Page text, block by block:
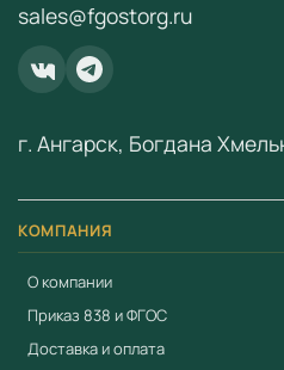
fgostorg.ru@yandex.ru
ООО «Учебный Стандарт» —
образовательного
ИНН 3801158281.
КОМПАНИЯ
О компании
Приказ 838 и ФГОС
Доставка и оплата
sales@fgostorg.ru
г. Ангарск, Богдана